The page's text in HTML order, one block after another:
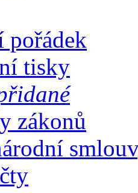
pořádek
tisky
zákonů